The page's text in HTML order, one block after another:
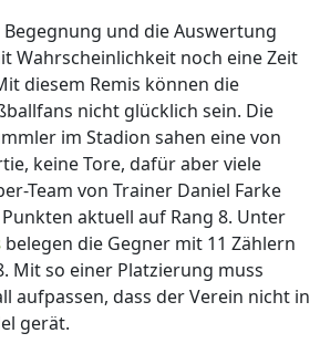
Begegnung und die Auswertung
Wahrscheinlichkeit noch eine Zeit
diesem Remis können die
nicht glücklich sein. Die
im Stadion sahen eine von
keine Tore, dafür aber viele
Team von Trainer Daniel Farke
aktuell auf Rang 8. Unter
belegen die Gegner mit 11 Zählern
Mit so einer Platzierung muss
aufpassen, dass der Verein nicht in
gerät.